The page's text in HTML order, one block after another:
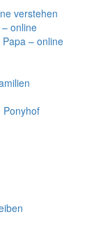
verstehen
online
– online
Ponyhof